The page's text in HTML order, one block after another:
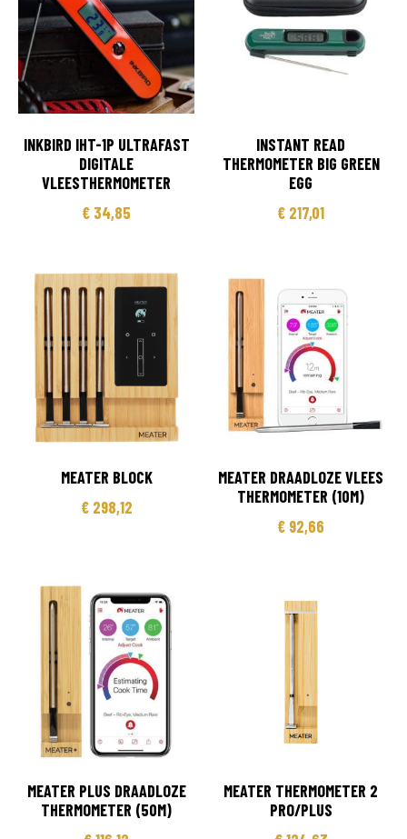
INKBIRD IHT-1P ULTRAFAST
DIGITALE
VLEESTHERMOMETER
€ 34,85
INSTANT READ
THERMOMETER BIG GREEN
EGG
€ 217,01
MEATER BLOCK
€298,12
MEATER DRAADLOZE VLEES
THERMOMETER (10M)
€ 92,66
MEATER PLUS DRAADLOZE
THERMOMETER (50M)
MEATER THERMOMETER 2
PRO/PLUS